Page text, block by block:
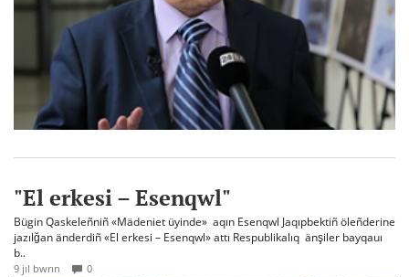
"El erkesi – Esenqwl"
Bügin Qaskeleñniñ «Mädeniet üyinde» aqın Esenqwl Jaqıpbektiñ öleñderine
jazılğan änderdiñ «El erkesi – Esenqwl» attı Respublikalıq änşiler bayqauı
b..
9 jıl bwrın 0